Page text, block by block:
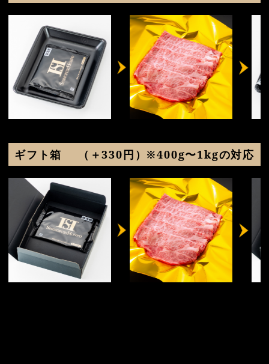
ギフト箱 （＋330円）※400g〜1kgの対応